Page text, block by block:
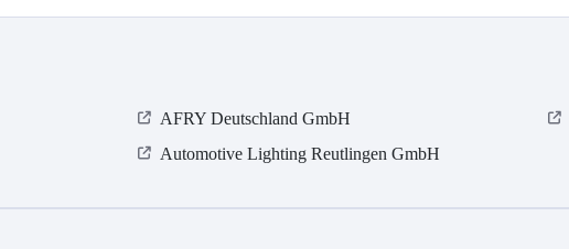
AFRY Deutschland GmbH
Automotive Lighting Reutlingen GmbH